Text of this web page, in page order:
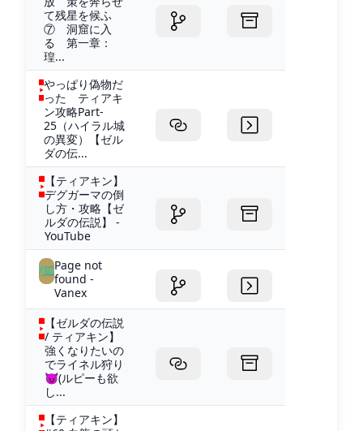
て残星を候ふ
⑦ 洞窟に入
る 第一章：
瑝...
やっぱり偽物だ
った ティアキ
ン攻略Part‐
25（ハイラル城
の異変）【ゼル
ダの伝...
【ティアキン】
デグガーマの倒
し方・攻略【ゼ
ルダの伝説】 -
YouTube
Page not
found -
Vanex
【ゼルダの伝説
/ ティアキン】
強くなりたいの
でライネル狩り
😈(ルピーも欲
し...
【ティアキン】